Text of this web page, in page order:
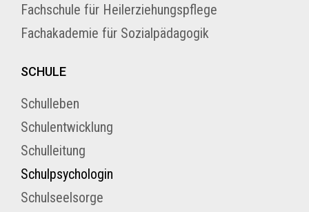
Fachschule für Heilerziehungspflege
Fachakademie für Sozialpädagogik
SCHULE
Schulleben
Schulentwicklung
Schulleitung
Schulpsychologin
Schulseelsorge